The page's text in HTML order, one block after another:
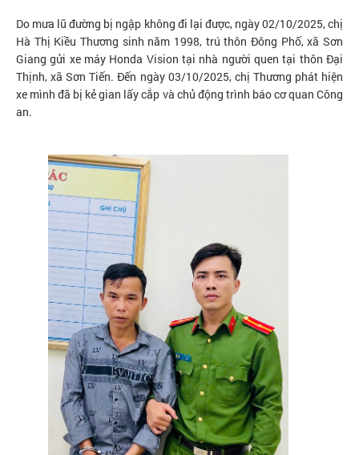
Do mưa lũ đường bị ngập không đi lại được, ngày 02/10/2025, chị
Hà Thị Kiều Thương sinh năm 1998, trú thôn Đông Phố, xã Sơn
Giang gửi xe máy Honda Vision tại nhà người quen tại thôn Đại
Thịnh, xã Sơn Tiến. Đến ngày 03/10/2025, chị Thương phát hiện
xe mình đã bị kẻ gian lấy cắp và chủ động trình báo cơ quan Công
an.